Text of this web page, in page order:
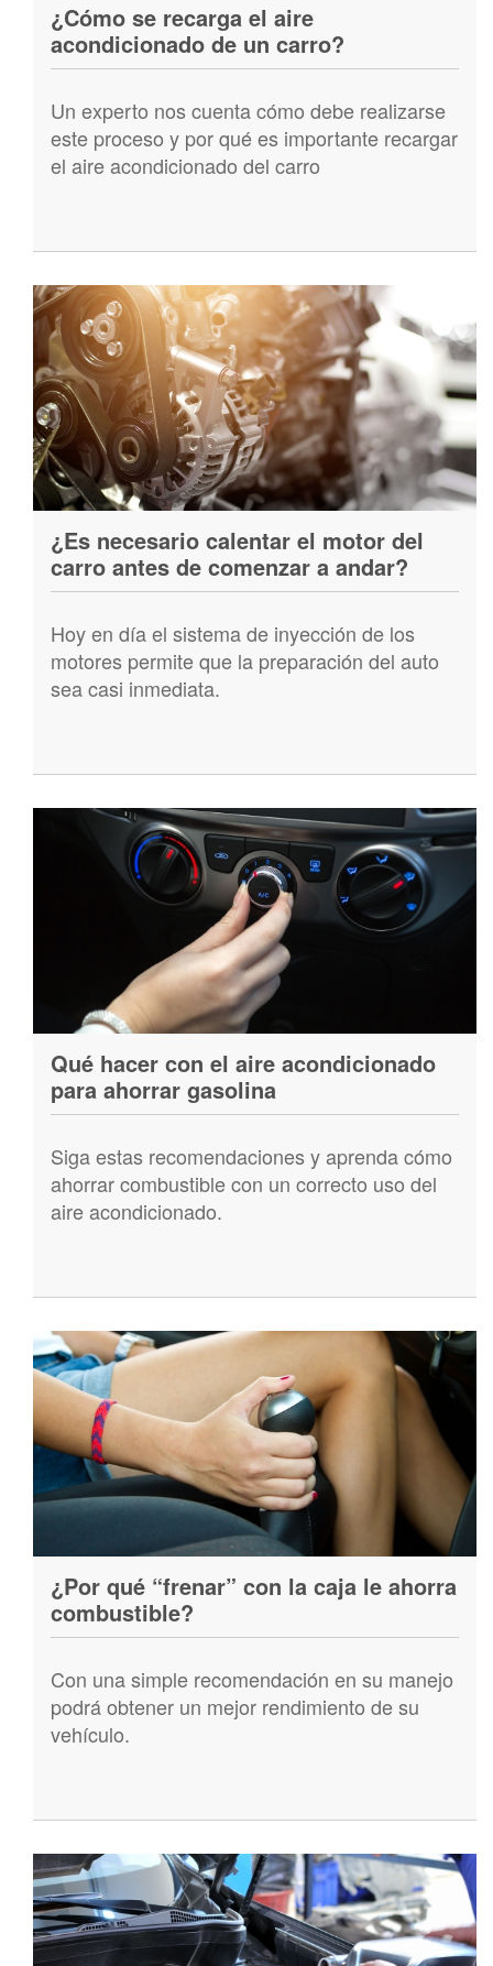
¿Cómo se recarga el aire
acondicionado de un carro?
Un experto nos cuenta cómo debe realizarse
este proceso y por qué es importante recargar
el aire acondicionado del carro
¿Es necesario calentar el motor del
carro antes de comenzar a andar?
Hoy en día el sistema de inyección de los
motores permite que la preparación del auto
sea casi inmediata.
Qué hacer con el aire acondicionado
para ahorrar gasolina
Siga estas recomendaciones y aprenda cómo
ahorrar combustible con un correcto uso del
aire acondicionado.
¿Por qué “frenar” con la caja le ahorra
combustible?
Con una simple recomendación en su manejo
podrá obtener un mejor rendimiento de su
vehículo.